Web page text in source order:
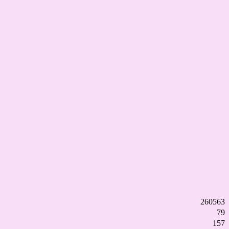
260563
79
157